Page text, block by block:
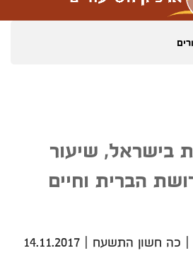
בישראל, שיעור
, קדושת הברית וחיים
| כה חשון התשעח |
14.11.2017